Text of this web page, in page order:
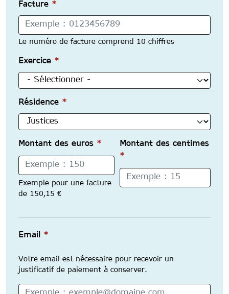
Facture *
Le numéro de facture comprend 10 chiffres
Exercice *
Résidence *
Montant des euros *
Exemple pour une facture
de 150,15 €
Montant des centimes
*
Email
Email *
Votre email est nécessaire pour recevoir un
justificatif de paiement à conserver.